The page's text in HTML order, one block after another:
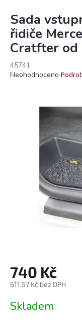
Sada
řidiče
Cratfter od
45741
Průměrné
hvězdiček.
Neohodnoceno
740 Kč
611,57 Kč bez DPH
cena:
Skladem